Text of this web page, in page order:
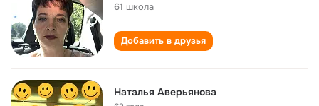
61 школа
Добавить в друзья
Наталья Аверьянова